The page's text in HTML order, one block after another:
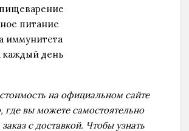
питание
иммунитета
каждый день
на официальном сайте
где вы можете самостоятельно
с доставкой. Чтобы узнать